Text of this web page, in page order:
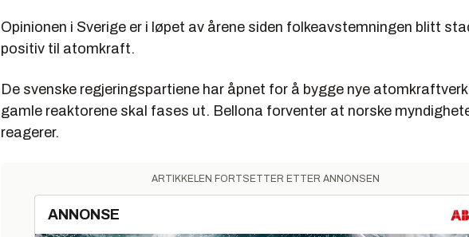
Opinionen i Sverige er i løpet av årene siden folkeavstemningen blitt
positiv til atomkraft.
De svenske regjeringspartiene har åpnet for å bygge nye
gamle reaktorene skal fases ut. Bellona forventer at norske
reagerer.
ARTIKKELEN FORTSETTER ETTER ANNONSEN
ANNONSE